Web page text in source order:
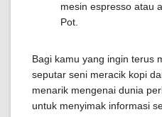
mesin espresso atau
Pot.
Bagi kamu yang ingin terus
seputar seni meracik kopi
menarik mengenai dunia
untuk menyimak informasi